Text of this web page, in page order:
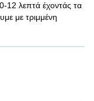
12 λεπτά έχοντάς τα
με τριμμένη